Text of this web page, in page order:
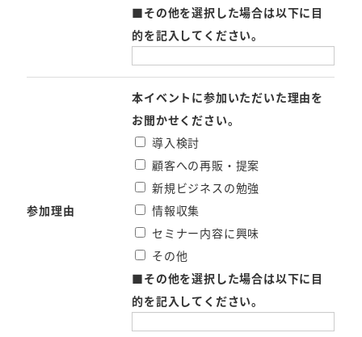
■その他を選択した場合は以下に目
的を記入してください。
参加理由
本イベントに参加いただいた理由を
お聞かせください。
導入検討
顧客への再販・提案
新規ビジネスの勉強
情報収集
セミナー内容に興味
その他
■その他を選択した場合は以下に目
的を記入してください。